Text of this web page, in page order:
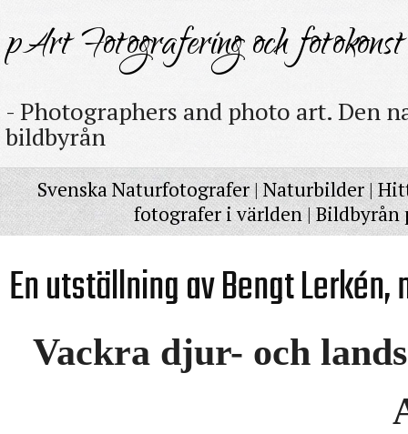
pArt Fotografering och fotokonst
- Photographers and photo art. Den
bildbyrån
Svenska Naturfotografer|Naturbilder|
fotografer i världen|Bildbyrån
En utställning av Bengt
Vackra djur- och